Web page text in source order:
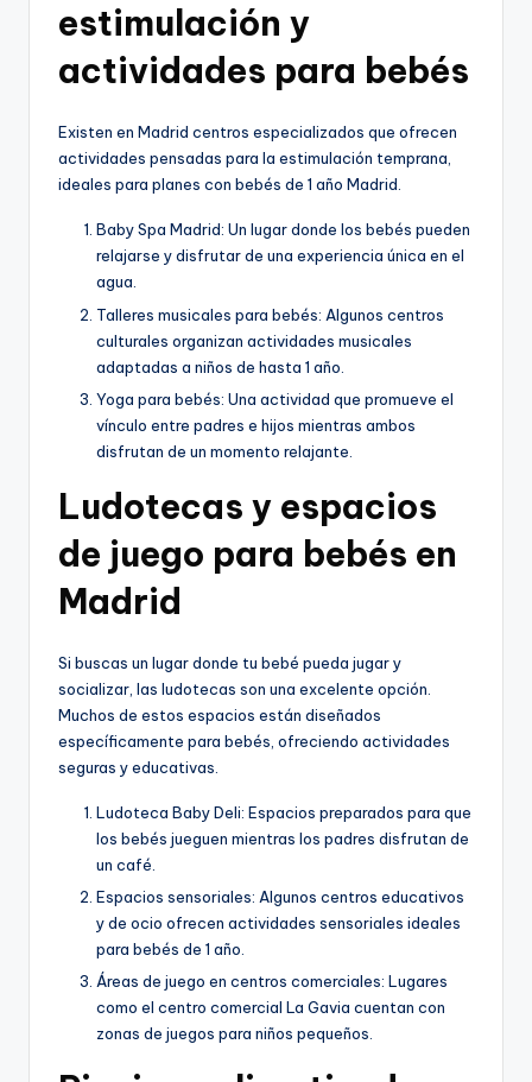
estimulación y
actividades para bebés
Existen en Madrid centros especializados que ofrecen
actividades pensadas para la estimulación temprana,
ideales para planes con bebés de 1 año Madrid.
Baby Spa Madrid: Un lugar donde los bebés pueden
relajarse y disfrutar de una experiencia única en el
agua.
Talleres musicales para bebés: Algunos centros
culturales organizan actividades musicales
adaptadas a niños de hasta 1 año.
Yoga para bebés: Una actividad que promueve el
vínculo entre padres e hijos mientras ambos
disfrutan de un momento relajante.
Ludotecas y espacios
de juego para bebés en
Madrid
Si buscas un lugar donde tu bebé pueda jugar y
socializar, las ludotecas son una excelente opción.
Muchos de estos espacios están diseñados
específicamente para bebés, ofreciendo actividades
seguras y educativas.
Ludoteca Baby Deli: Espacios preparados para que
los bebés jueguen mientras los padres disfrutan de
un café.
Espacios sensoriales: Algunos centros educativos
y de ocio ofrecen actividades sensoriales ideales
para bebés de 1 año.
Áreas de juego en centros comerciales: Lugares
como el centro comercial La Gavia cuentan con
zonas de juegos para niños pequeños.